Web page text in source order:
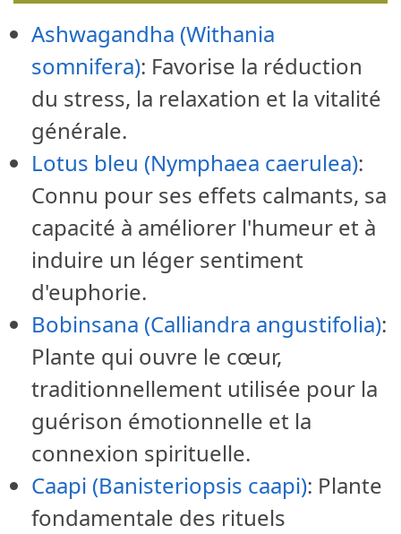
Ashwagandha (Withania
somnifera): Favorise la réduction
du stress, la relaxation et la vitalité
générale.
Lotus bleu (Nymphaea caerulea):
Connu pour ses effets calmants, sa
capacité à améliorer l'humeur et à
induire un léger sentiment
d'euphorie.
Bobinsana (Calliandra angustifolia):
Plante qui ouvre le cœur,
traditionnellement utilisée pour la
guérison émotionnelle et la
connexion spirituelle.
Caapi (Banisteriopsis caapi): Plante
fondamentale des rituels